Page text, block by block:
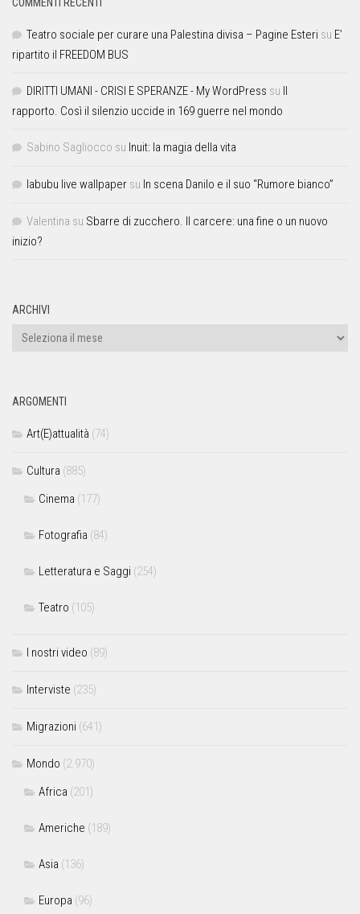
COMMENTI RECENTI
Teatro sociale per curare una Palestina divisa – Pagine Esteri su E’
ripartito il FREEDOM BUS
DIRITTI UMANI - CRISI E SPERANZE - My WordPress su
rapporto. Così il silenzio uccide in 169 guerre nel mondo
Sabino Sagliocco su Inuit: la magia della vita
labubu live wallpaper su In scena Danilo e il suo “Rumore bianco”
Valentina su Sbarre di zucchero. Il carcere: una fine o un nuovo
inizio?
ARCHIVI
ARGOMENTI
Art(E)attualità (74)
Cultura (885)
Cinema (177)
Fotografia (84)
Letteratura e Saggi (254)
Teatro (105)
I nostri video (89)
Interviste (235)
Migrazioni (641)
Mondo (2.970)
Africa (201)
Americhe (189)
Asia (136)
Europa (96)